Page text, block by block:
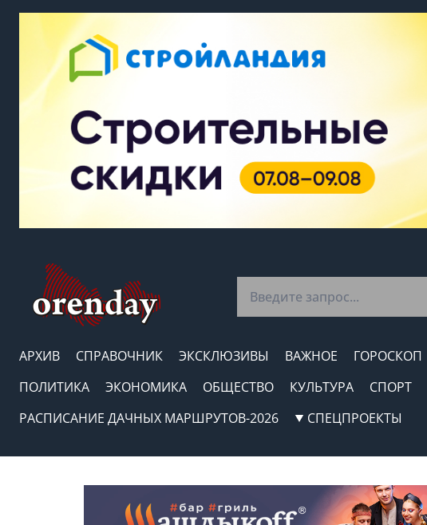
АРХИВ СПРАВОЧНИК ЭКСКЛЮЗИВЫ ВАЖНОЕ ГОРОСКОП
ПОЛИТИКА
ЭКОНОМИКА ОБЩЕСТВО КУЛЬТУРА СПОРТ
РАСПИСАНИЕ ДАЧНЫХ МАРШРУТОВ-2026
СПЕЦПРОЕКТЫ